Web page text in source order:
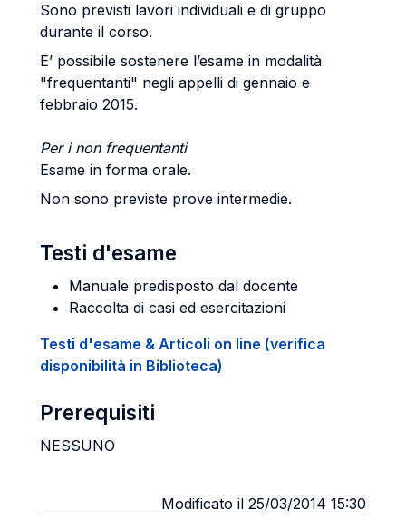
Sono previsti lavori individuali e di gruppo
durante il corso.
E’ possibile sostenere l’esame in modalità
"frequentanti" negli appelli di gennaio e
febbraio 2015.
Per i non frequentanti
Esame in forma orale.
Non sono previste prove intermedie.
Testi d'esame
Manuale predisposto dal docente
Raccolta di casi ed esercitazioni
Testi d'esame & Articoli on line (verifica
disponibilità in Biblioteca)
Prerequisiti
NESSUNO
Modificato il 25/03/2014 15:30